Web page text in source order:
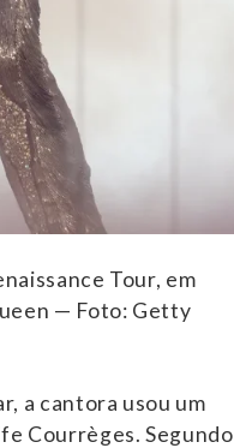
Tour, em
— Foto: Getty
a cantora usou um
Courrèges. Segundo